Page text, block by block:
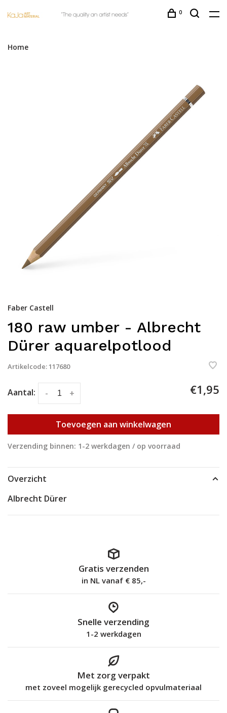
0
Home
Faber Castell
180 raw umber - Albrecht
Dürer aquarelpotlood
Artikelcode:117680
Aantal: +
- €1,95
Toevoegen aan winkelwagen
Verzending binnen: 1-2 werkdagen / op voorraad
Overzicht
Albrecht Dürer
Gratis verzenden
in NL vanaf € 85,-
Snelle verzending
1-2 werkdagen
Met zorg verpakt
met zoveel mogelijk gerecycled opvulmateriaal